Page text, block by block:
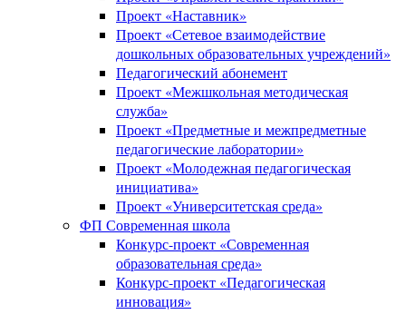
Проект «Наставник»
Проект «Сетевое взаимодействие
дошкольных образовательных учреждений»
Педагогический абонемент
Проект «Межшкольная методическая
служба»
Проект «Предметные и межпредметные
педагогические лаборатории»
Проект «Молодежная педагогическая
инициатива»
Проект «Университетская среда»
ФП Современная школа
Конкурс-проект «Современная
образовательная среда»
Конкурс-проект «Педагогическая
инновация»